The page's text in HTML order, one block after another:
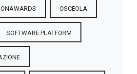
OSCEOLA
SOFTWARE PLATFORM